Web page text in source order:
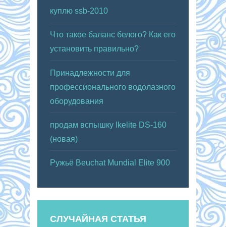
куплю ssb-2010
Что такое баланс белого? Как его
установить правильно?
Принадлежности для
профессионального водолазного
оборудования
продам вспышку Ikelite DS-160
(новая)
Ружьё Beuchat Mundial Elite 900
СЛУЧАЙНАЯ СТАТЬЯ